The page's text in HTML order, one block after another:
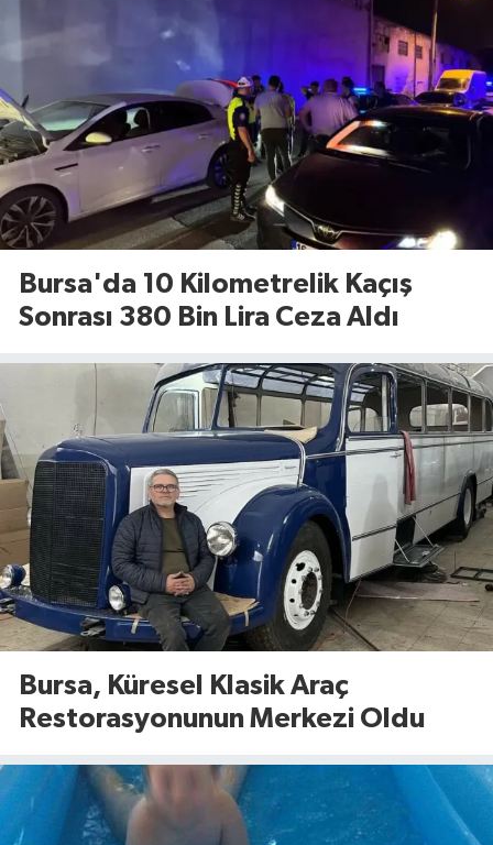
Bursa'da 10 Kilometrelik Kaçış
Sonrası 380 Bin Lira Ceza Aldı
Bursa, Küresel Klasik Araç
Restorasyonunun Merkezi Oldu